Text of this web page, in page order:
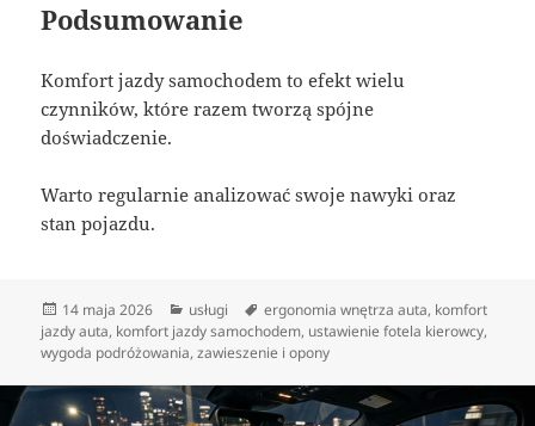
Podsumowanie
Komfort jazdy samochodem to efekt wielu
czynników, które razem tworzą spójne
doświadczenie.
Warto regularnie analizować swoje nawyki oraz
stan pojazdu.
Data
publikacji
14 maja 2026 Kategorie
usługi Tagi
ergonomia wnętrza auta, komfort
jazdy auta, komfort jazdy samochodem, ustawienie fotela kierowcy,
wygoda podróżowania,zawieszenie i opony